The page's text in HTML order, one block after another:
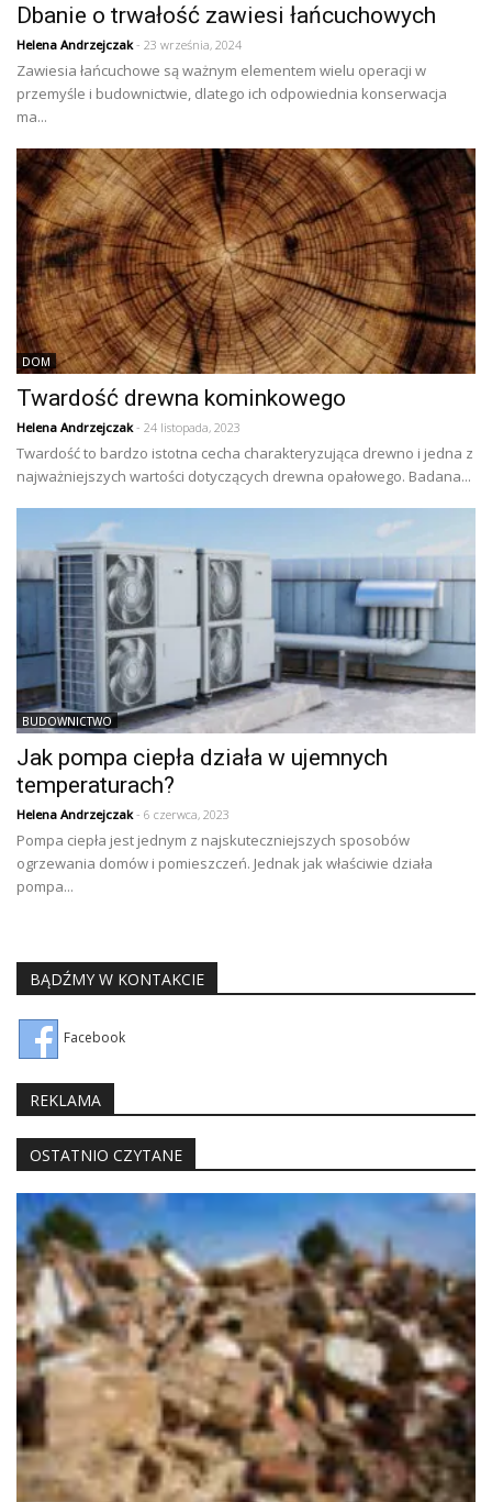
Dbanie o trwałość zawiesi łańcuchowych
Helena Andrzejczak- 23 września, 2024
Zawiesia łańcuchowe są ważnym elementem wielu operacji w
przemyśle i budownictwie, dlatego ich odpowiednia konserwacja
ma...
DOM
Twardość drewna kominkowego
Helena Andrzejczak- 24 listopada, 2023
Twardość to bardzo istotna cecha charakteryzująca drewno i jedna z
najważniejszych wartości dotyczących drewna opałowego. Badana...
BUDOWNICTWO
Jak pompa ciepła działa w ujemnych
temperaturach?
Helena Andrzejczak- 6 czerwca, 2023
Pompa ciepła jest jednym z najskuteczniejszych sposobów
ogrzewania domów i pomieszczeń. Jednak jak właściwie działa
pompa...
BĄDŹMY W KONTAKCIE
Facebook
REKLAMA
OSTATNIO CZYTANE